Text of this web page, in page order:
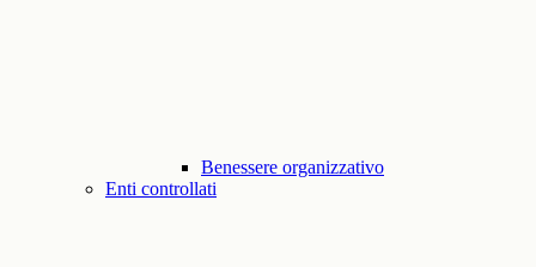
Benessere organizzativo
Enti controllati